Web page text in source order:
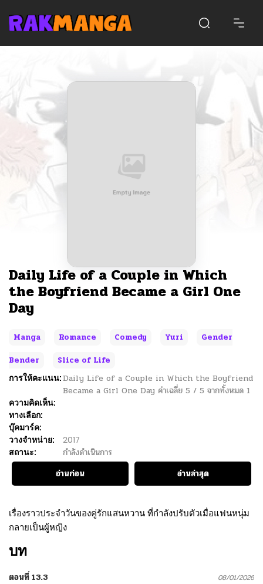
Daily Life of a Couple in Which
the Boyfriend Became a Girl One
Day
Manga Romance Comedy Yuri
Gender
Bender
Slice of Life
การให้คะแนน:Daily Life of a Couple in Which the Boyfriend
Became a Girl One Day ค่าเฉลี่ย 5 / 5 จากทั้งหมด 1
ความคิดเห็น:
ทางเลือก:
บุ๊คมาร์ค:
วางจำหน่าย:
2017
สถานะ:
กำลังดำเนินการ
อ่านก่อน
อ่านล่าสุด
เรื่องราวประจำวันของคู่รักแสนหวาน ที่กำลังปรับตัวเมื่อแฟนหนุ่ม
กลายเป็นผู้หญิง
บท
ตอนที่ 13.3 08/01/2026